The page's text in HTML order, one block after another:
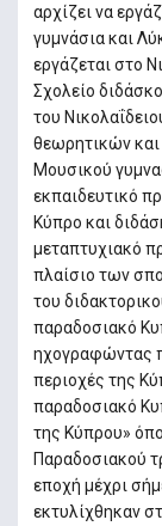
αρχίζει να
γυμνάσια και
εργάζεται στο
Σχολείο
του
θεωρητικών
Μουσικού
εκπαιδευτικό
Κύπρο και
μεταπτυχιακό
πλαίσιο των
του
παραδοσιακό
ηχογραφώντας
περιοχές της
παραδοσιακό
της Κύπρου»
Παραδοσιακού
εποχή μέχρι
εκτυλίχθηκαν